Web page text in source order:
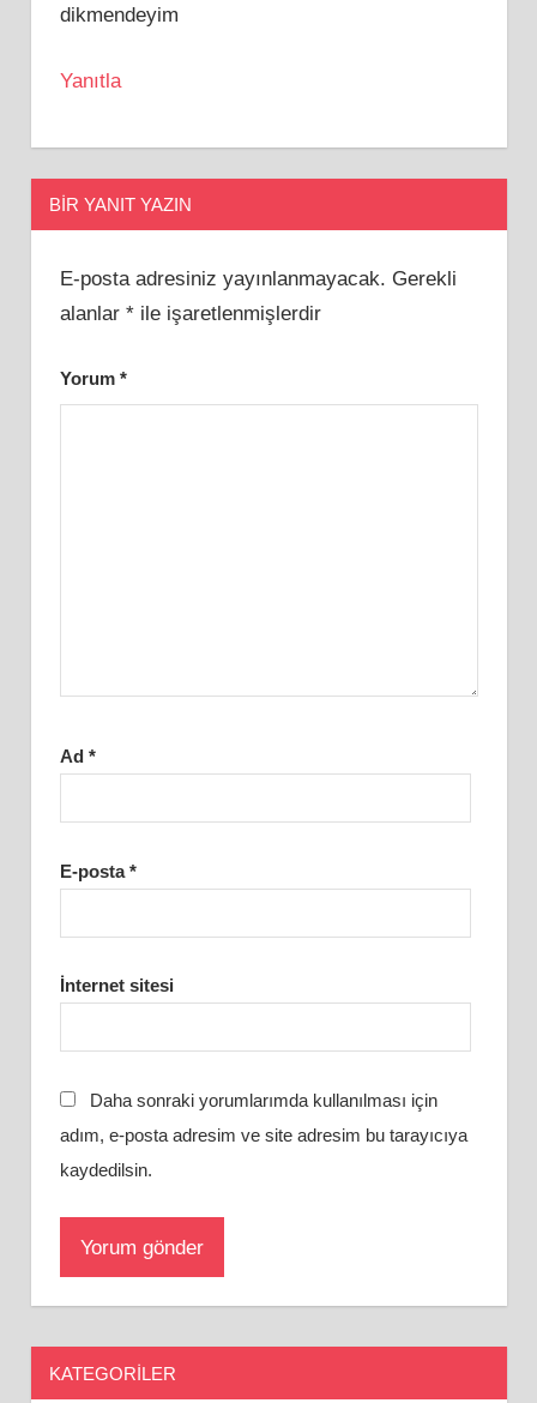
dikmendeyim
Yanıtla
BIR YANIT YAZIN
E-posta adresiniz yayınlanmayacak. Gerekli
alanlar *ile işaretlenmişlerdir
Yorum *
Ad *
E-posta*
İnternet sitesi
Daha sonraki yorumlarımda kullanılması için
adım, e-posta adresim ve site adresim bu tarayıcıya
kaydedilsin.
KATEGORILER